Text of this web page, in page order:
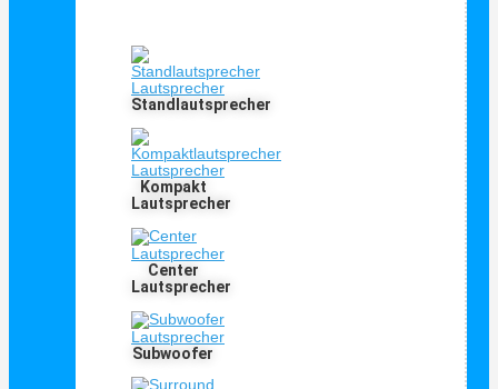
Standlautsprecher
Kompakt
Lautsprecher
Center
Lautsprecher
Subwoofer